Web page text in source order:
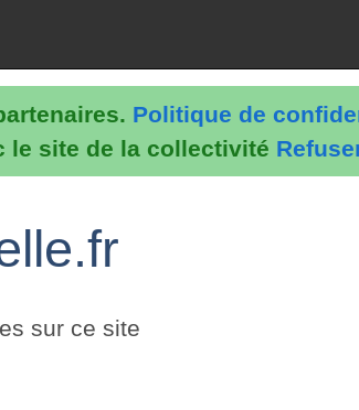
Politique de
le site de la collectivité
sur ce site